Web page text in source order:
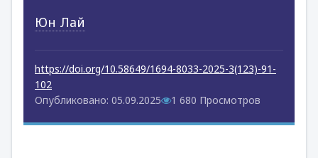
Юн Лай
https://doi.org/10.58649/1694-8033-2025-3(123)-91-
102
Опубликовано: 05.09.2025
1 680 Просмотров